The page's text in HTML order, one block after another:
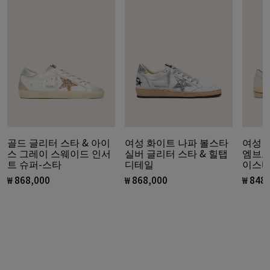
골드 글리터 스타 & 아이
스 그레이 스웨이드 인서
트 슈퍼-스타
₩ 868,000
현재 가격 ₩ 868,000
여성 화이트 나파 볼스타
실버 글리터 스타 & 힐탭
디테일
₩ 868,000
현재 가격 ₩ 868,000
여성
엠브
이스
₩
현재